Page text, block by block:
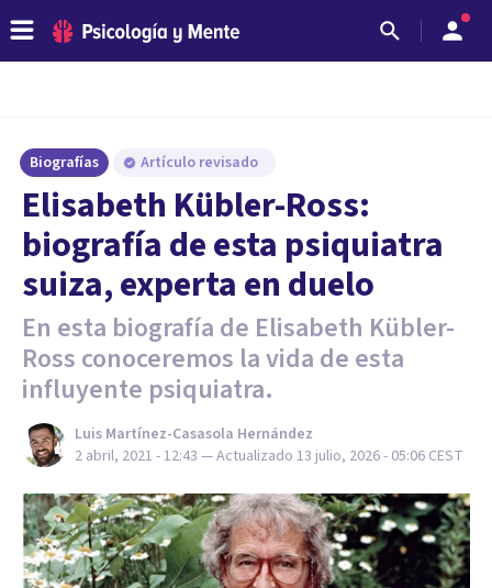
Biografías Artículo revisado
Elisabeth Kübler-Ross:
biografía de esta psiquiatra
suiza, experta en duelo
En esta biografía de Elisabeth Kübler-
Ross conoceremos la vida de esta
influyente psiquiatra.
Luis Martínez-Casasola Hernández
2 abril, 2021 - 12:43 — Actualizado 13 julio, 2026 - 05:06 CEST